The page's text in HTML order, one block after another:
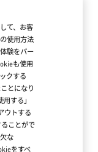
て、お客
使用方法
験をパー
も使用
クする
とになり
する」
ウトする
ことがで
な
をすべ